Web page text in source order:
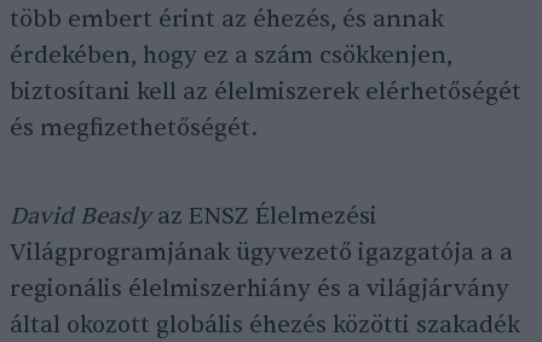
több embert érint az éhezés, és annak
érdekében, hogy ez a szám csökkenjen,
biztosítani kell az élelmiszerek elérhetőségét
és megfizethetőségét.
David Beaslyaz ENSZ Élelmezési
Világprogramjának ügyvezető igazgatója a a
regionális élelmiszerhiány és a világjárvány
által okozott globális éhezés közötti szakadék